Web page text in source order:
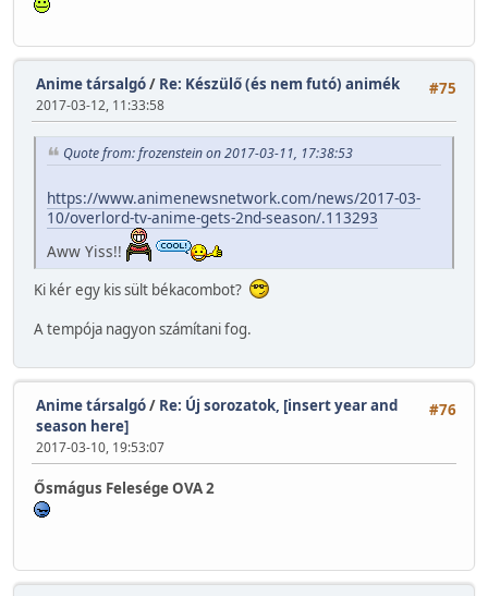
#75
Anime társalgó/ Re: Készülő (és nem futó) animék
2017-03-12, 11:33:58
Quote from: frozenstein on 2017-03-11, 17:38:53
https://www.animenewsnetwork.com/news/2017-03-
10/overlord-tv-anime-gets-2nd-season/.113293
Aww Yiss!!
Ki kér egy kis sült békacombot?
A tempója nagyon számítani fog.
#76
Anime társalgó/ Re: Új sorozatok, [insert year and
season here]
2017-03-10, 19:53:07
Ősmágus Felesége OVA 2